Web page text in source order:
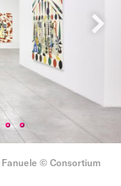
Fanuele © Consortium